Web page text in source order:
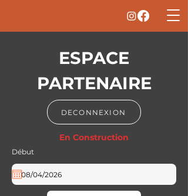
ESPACE
PARTENAIRE
DECONNEXION
En Construction
Début